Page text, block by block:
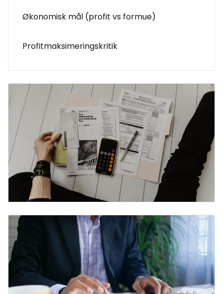
Økonomisk mål (profit vs formue)
Profitmaksimeringskritik